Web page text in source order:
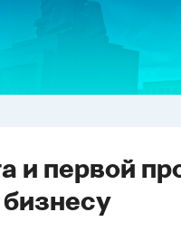
и первой